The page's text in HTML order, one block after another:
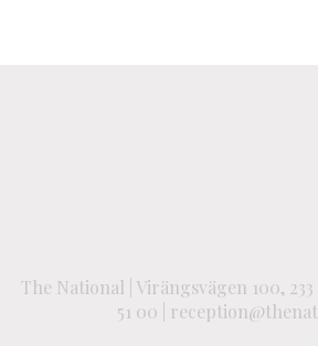
The National | Virängsvägen 100, 233
51 00 |